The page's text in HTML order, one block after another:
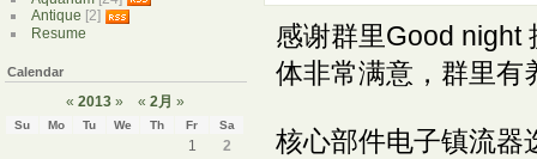
感谢群里Good night
体非常满意，群里有
核心部件电子镇流器
Antique [2]
Resume
Calendar
« 2013 » « 2月 »
Su Mo Tu We Th Fr Sa
1
2